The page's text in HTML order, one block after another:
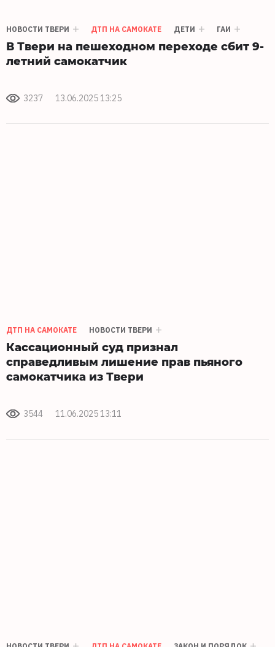
НОВОСТИ ТВЕРИ ДТП НА САМОКАТЕ ДЕТИ ГАИ
В Твери на пешеходном переходе сбит 9-
летний самокатчик
3237 13.06.2025 13:25
ДТП НА САМОКАТЕ НОВОСТИ ТВЕРИ
Кассационный суд признал
справедливым лишение прав пьяного
самокатчика из Твери
3544 11.06.2025 13:11